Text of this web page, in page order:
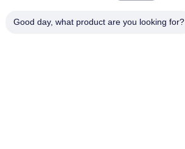
品質管理
Good day, what product are you looking for?